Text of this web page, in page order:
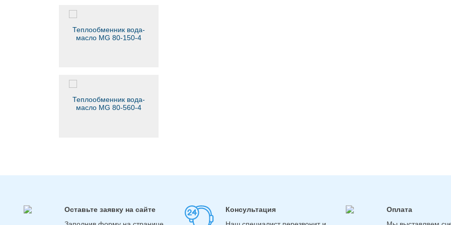
Теплообменник вода-
масло MG 80-150-4
Теплообменник вода-
масло MG 80-560-4
Оставьте заявку на сайте
Консультация
Оплата